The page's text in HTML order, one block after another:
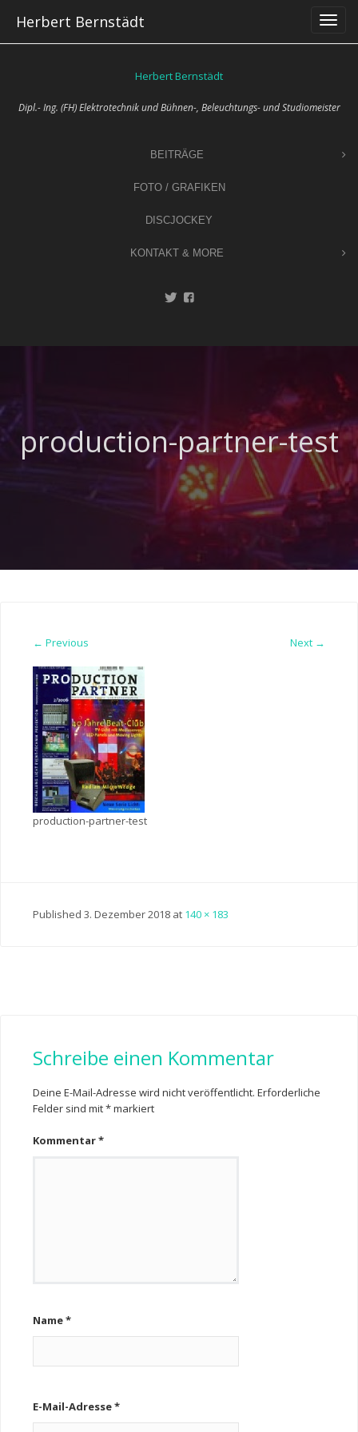
Herbert Bernstädt
Herbert Bernstädt
Dipl.- Ing. (FH) Elektrotechnik und Bühnen-, Beleuchtungs- und Studiomeister
BEITRÄGE
FOTO / GRAFIKEN
DISCJOCKEY
KONTAKT & MORE
production-partner-test
← Previous Next →
production-partner-test
Published 3. Dezember 2018 at 140 × 183
Schreibe einen Kommentar
Deine E-Mail-Adresse wird nicht veröffentlicht. Erforderliche
Felder sind mit*markiert
Kommentar*
Name*
E-Mail-Adresse*